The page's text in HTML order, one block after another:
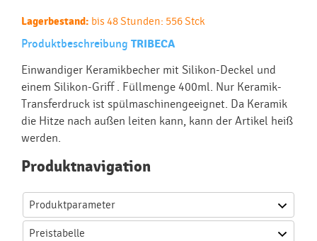
Lagerbestand: bis 48 Stunden: 556 Stck
Produktbeschreibung TRIBECA
Einwandiger Keramikbecher mit Silikon-Deckel und
einem Silikon-Griff . Füllmenge 400ml. Nur Keramik-
Transferdruck ist spülmaschinengeeignet. Da Keramik
die Hitze nach außen leiten kann, kann der Artikel heiß
werden.
Produktnavigation
Produktparameter
Preistabelle